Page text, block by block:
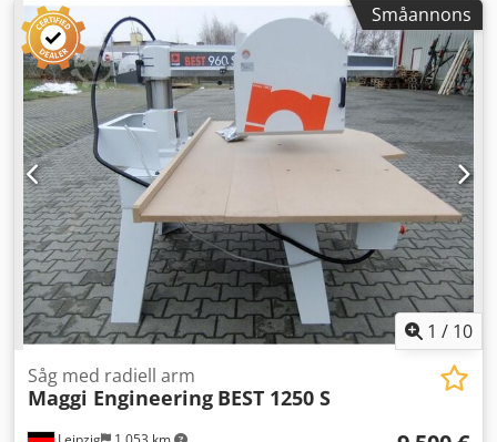
Småannons
1 / 10
Såg med radiell arm
Maggi Engineering BEST 1250 S